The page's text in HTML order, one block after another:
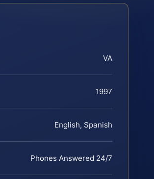
VA
1997
English, Spanish
Phones Answered 24/7